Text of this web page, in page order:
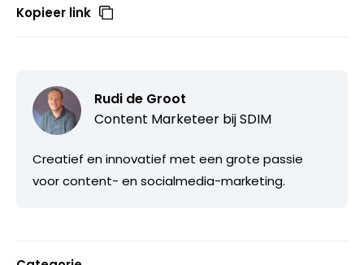
Kopieer link
Rudi de Groot
Content Marketeer bijSDIM
Creatief en innovatief met een grote passie
voor content- en socialmedia-marketing.